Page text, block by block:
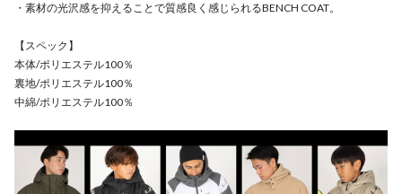
・素材の光沢感を抑えることで質感良く感じられるBENCH COAT。
【スペック】
本体/ポリエステル100％
裏地/ポリエステル100％
中綿/ポリエステル100％